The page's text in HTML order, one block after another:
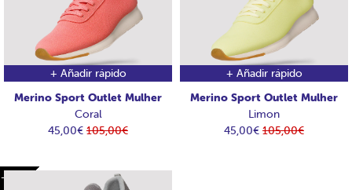
+ Añadir rápido
Merino Sport Outlet Mulher
Coral
45,00€ 105,00€
+ Añadir rápido
Merino Sport Outlet Mulher
Limon
45,00€ 105,00€
-65€
-65€